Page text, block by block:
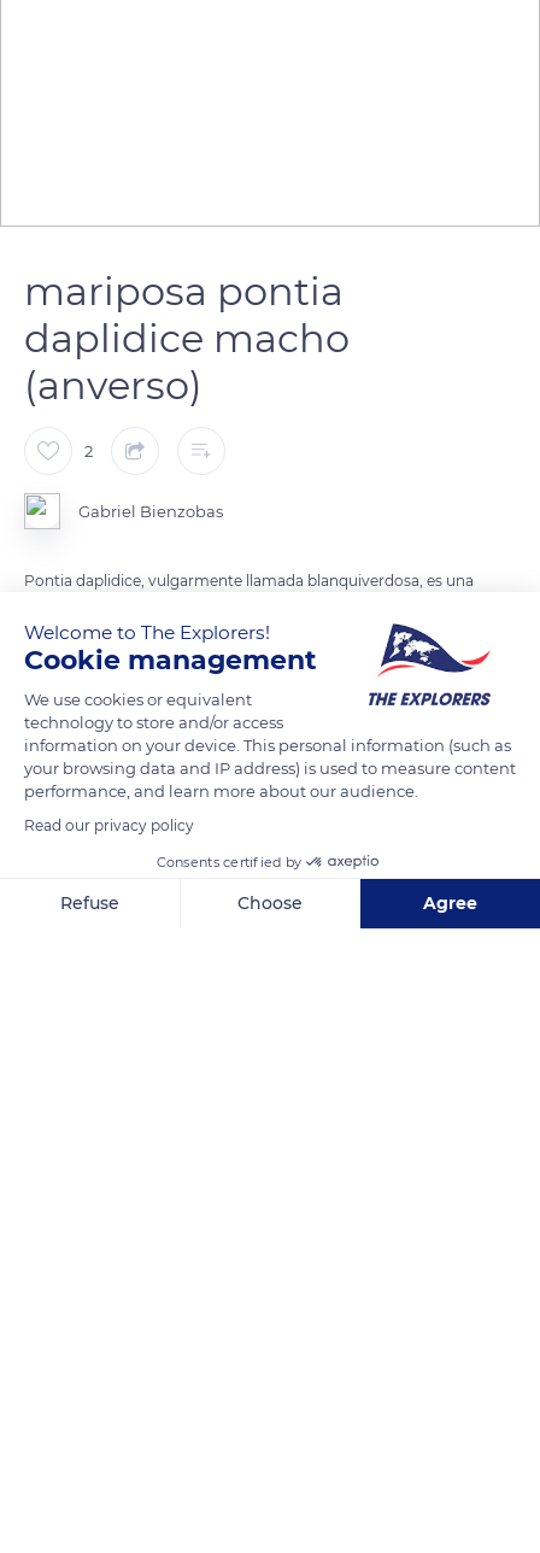
mariposa pontia
daplidice macho
(anverso)
2
Gabriel Bienzobas
Pontia daplidice, vulgarmente llamada blanquiverdosa, es una
hembras mayores que los machos, de anverso blanco con
manchas negras y reverso oro verde, blanco y amarillo, y con
dimorfismo sexual. Pertenece a la familia Pieridae, fue
descrita por Carlos Linneo en 1758.
Es una mariposa que se distribuye por África, Europa y Asia, y
que vuela en una gran variedad de hábitat y altitudes, aunque
preferentemente en lugares cálidos y secos. Con un marcado
Welcome to The Explorers!
Cookie management
We use cookies or equivalent
technology to store and/or access
information on your device. This personal information (such as
your browsing data and IP address) is used to measure content
performance, and learn more about our audience.
Read our privacy policy
Consents certified by
Refuse Choose Agree